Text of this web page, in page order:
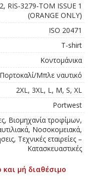
RIS-3279-TOM ISSUE 1
(ORANGE ONLY)
ISO 20471
T-shirt
Κοντομάνικα
Μπλε ναυτικό
2XL, 3XL, L, M, S, XL
Portwest
Βιομηχανία τροφίμων,
Νοσοκομειακά,
Τεχνικές εταιρείες –
Κατασκευαστικές
και μή διαθέσιμο